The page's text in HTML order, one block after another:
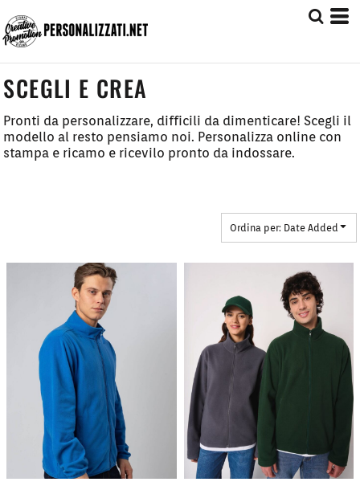
SCEGLI E CREA
Pronti da personalizzare, difficili da dimenticare! Scegli il
modello al resto pensiamo noi. Personalizza online con
stampa e ricamo e ricevilo pronto da indossare.
Ordina per: Date Added
Default
Prezzo: Dal più Basso
Prezzo: Dal più Alto
Date Added